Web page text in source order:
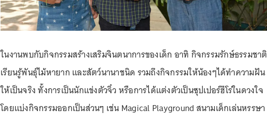
ในงานพบกับกิจกรรมสร้างเสริมจินตนาการของเด็ก อาทิ กิจกรรมรักษ์ธรรมชาติ
เรียนรู้พันธุ์ไม้หายาก และสัตว์นานาชนิด รวมถึงกิจกรรมให้น้องๆได้ทำความฝัน
ให้เป็นจริง ทั้งการเป็นนักแข่งตัวจิ๋ว หรือการได้แต่งตัวเป็นซุปเปอร์ฮีโร่ในดวงใจ
โดยแบ่งกิจกรรมออกเป็นส่วนๆ เช่น Magical Playground สนามเด็กเล่นหรรษา